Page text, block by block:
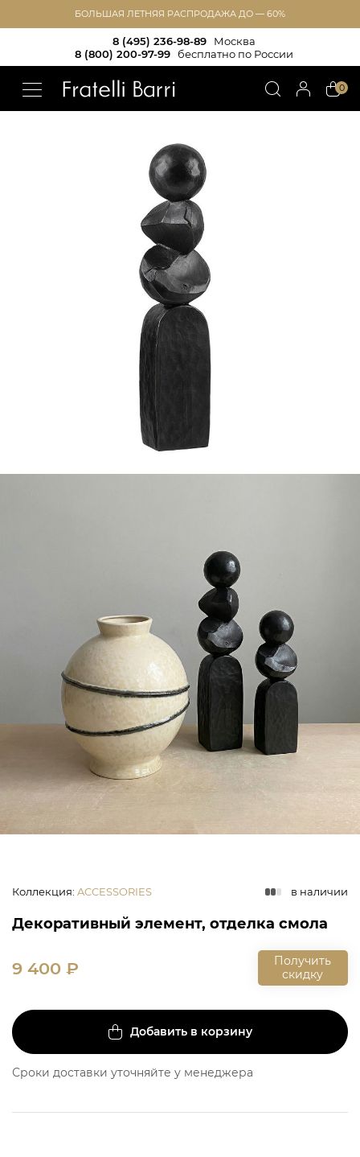
БОЛЬШАЯ ЛЕТНЯЯ РАСПРОДАЖА ДО — 60%
8 (495) 236-98-89
Москва
8 (800) 200-97-99
бесплатно по России
0
Коллекция: ACCESSORIES в наличии
Декоративный элемент, отделка смола
9 400 ₽
Получить
скидку
Добавить в корзину
Сроки доставки уточняйте у менеджера